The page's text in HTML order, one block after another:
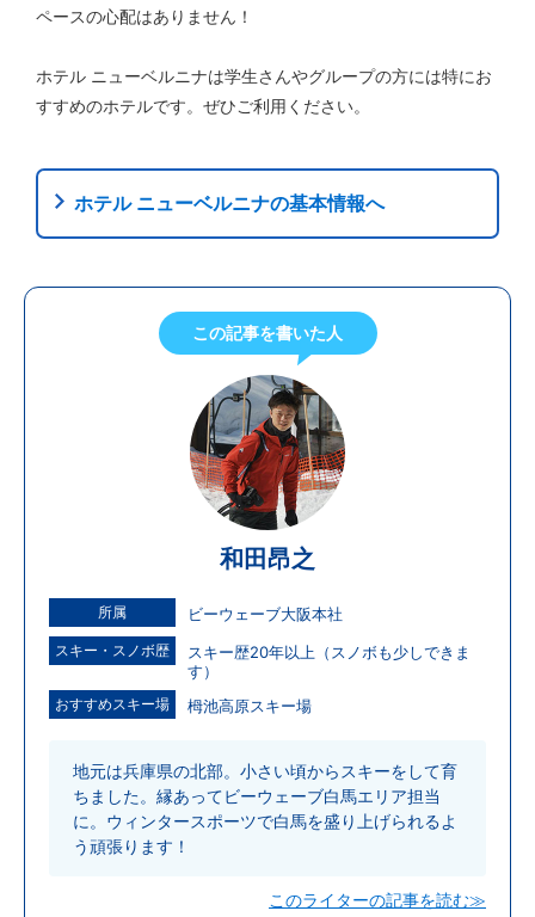
ペースの心配はありません！
ホテル ニューベルニナは学生さんやグループの方には特にお
すすめのホテルです。ぜひご利用ください。
ホテル ニューベルニナの基本情報へ
この記事を書いた人
和田昂之
所属 ビーウェーブ大阪本社
スキー・スノボ歴
スキー歴20年以上（スノボも少しできま
す）
おすすめスキー場 栂池高原スキー場
地元は兵庫県の北部。小さい頃からスキーをして育
ちました。縁あってビーウェーブ白馬エリア担当
に。ウィンタースポーツで白馬を盛り上げられるよ
う頑張ります！
このライターの記事を読む≫